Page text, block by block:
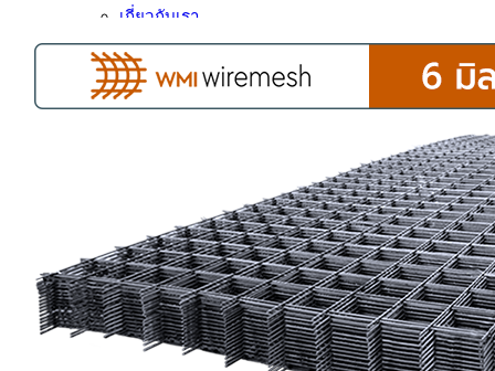
เกี่ยวกับเรา
ร่วมงานกับเรา
ติดต่อเรา